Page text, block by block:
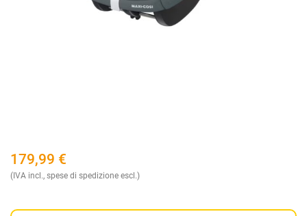
179,99 €
(IVA incl., spese di spedizione escl.)